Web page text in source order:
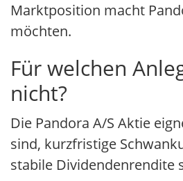
Marktposition macht
möchten.
Für welchen
nicht?
Die Pandora A/S Aktie
sind, kurzfristige
stabile Dividendenrendite